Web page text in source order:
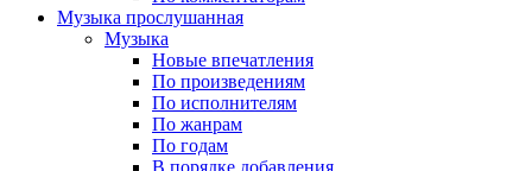
Музыка прослушанная
Музыка
Новые впечатления
По произведениям
По исполнителям
По жанрам
По годам
В порядке добавления